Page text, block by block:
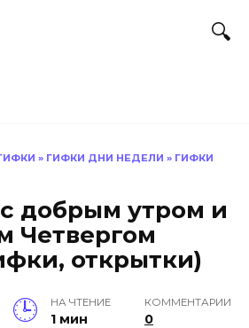
» ГИФКИ ДНИ НЕДЕЛИ » ГИФКИ
добрым утром и
Четвергом
открытки)
НА ЧТЕНИЕ
1 мин
КОММЕНТАРИИ
0